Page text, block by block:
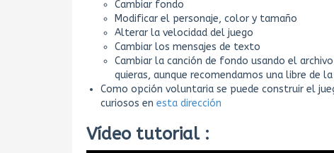
Cambiar fondo
Modificar el personaje, color y tamaño
Alterar la velocidad del juego
Cambiar los mensajes de texto
Cambiar la canción de fondo usando el archivo
quieras, aunque recomendamos una libre de
Como opción voluntaria se puede construir el
curiosos en esta dirección
Vídeo tutorial :